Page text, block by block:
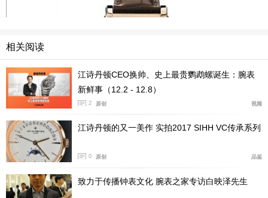
Malte Tonneau月相盈亏动力储存腕表以18K 白金或
粉红金制成，经打磨的表底以螺丝锁紧。表镜采用防反光
弧形蓝寳石水晶玻璃，防水深度达30米。白金款式配以黑
色方纹鳄鱼皮表带，而粉红金款式则配以棕色方纹鳄鱼皮
相关阅读
江诗丹顿CEO换帅、史上最贵鹦鹉螺诞生：腕表
新鲜事（12.2 - 12.8）
2 原创 视频
江诗丹顿的又一美作 实拍2017 SIHH VC传承系列
0 原创 品鉴
致力于传播钟表文化 腕表之家专访白映泽先生